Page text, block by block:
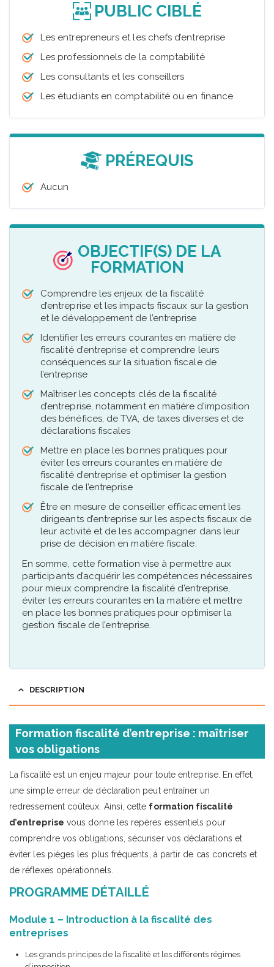
PUBLIC CIBLÉ
Les entrepreneurs et les chefs d’entreprise
Les professionnels de la comptabilité
Les consultants et les conseillers
Les étudiants en comptabilité ou en finance
PRÉREQUIS
Aucun
OBJECTIF(S) DE LA
FORMATION
Comprendre les enjeux de la fiscalité
d’entreprise et les impacts fiscaux sur la gestion
et le développement de l’entreprise
Identifier les erreurs courantes en matière de
fiscalité d’entreprise et comprendre leurs
conséquences sur la situation fiscale de
l’entreprise
Maîtriser les concepts clés de la fiscalité
d’entreprise, notamment en matière d’imposition
des bénéfices, de TVA, de taxes diverses et de
déclarations fiscales
Mettre en place les bonnes pratiques pour
éviter les erreurs courantes en matière de
fiscalité d’entreprise et optimiser la gestion
fiscale de l’entreprise
Être en mesure de conseiller efficacement les
dirigeants d’entreprise sur les aspects fiscaux de
leur activité et de les accompagner dans leur
prise de décision en matière fiscale.
En somme, cette formation vise à permettre aux
participants d’acquérir les compétences nécessaires
pour mieux comprendre la fiscalité d’entreprise,
éviter les erreurs courantes en la matière et mettre
en place les bonnes pratiques pour optimiser la
gestion fiscale de l’entreprise.
DESCRIPTION
Formation fiscalité d’entreprise : maîtriser
vos obligations
La fiscalité est un enjeu majeur pour toute entreprise. En effet,
une simple erreur de déclaration peut entraîner un
redressement coûteux. Ainsi, cette formation fiscalité
d’entreprise vous donne les repères essentiels pour
comprendre vos obligations, sécuriser vos déclarations et
éviter les pièges les plus fréquents, à partir de cas concrets et
de réflexes opérationnels.
PROGRAMME DÉTAILLÉ
Module 1 – Introduction à la fiscalité des
entreprises
Les grands principes de la fiscalité et les différents régimes